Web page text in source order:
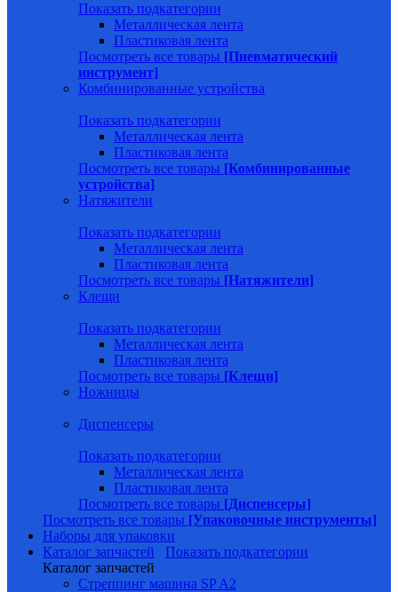
Показать подкатегории
Металлическая лента
Пластиковая лента
Посмотреть все товары [Пневматический
инструмент]
Комбинированные устройства
Показать подкатегории
Металлическая лента
Пластиковая лента
Посмотреть все товары [Комбинированные
устройства]
Натяжители
Показать подкатегории
Металлическая лента
Пластиковая лента
Посмотреть все товары [Натяжители]
Клещи
Показать подкатегории
Металлическая лента
Пластиковая лента
Посмотреть все товары [Клещи]
Ножницы
Диспенсеры
Показать подкатегории
Металлическая лента
Пластиковая лента
Посмотреть все товары [Диспенсеры]
Посмотреть все товары [Упаковочные инструменты]
Наборы для упаковки
Каталог запчастей
Показать подкатегории
Каталог запчастей
Стреппинг машина SP A2